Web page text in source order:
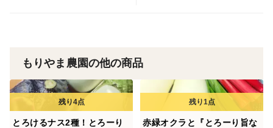
防ぎ、採れたての美味しさをお届けするため「冷蔵クー
ル便」にて発送いたします。
●発送日について：通常はご注文から7日以内に発送いた
もりやま農園の他の商品
とろけるナス2種！とろーり
赤緑オクラと『とろーり旨な